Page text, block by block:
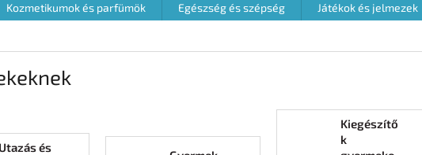
Kozmetikumok és parfümök Egészség és szépség Játékok és jelmezek
Utazás és
Kiegészítő
k